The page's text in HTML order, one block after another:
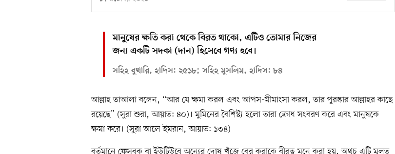
মানুষের ক্ষতি করা থেকে বিরত থাকো, এটিও তোমার নিজের
জন্য একটি সদকা (দান) হিসেবে গণ্য হবে।
সহিহ বুখারি, হাদিস: ২৫১৮; সহিহ মুসলিম, হাদিস: ৮৪
আল্লাহ তাআলা বলেন, “আর যে ক্ষমা করল এবং আপস-মীমাংসা করল, তার পুরস্কার আল্লাহর কাছে
রয়েছে” (সুরা শুরা, আয়াত: ৪০)। মুমিনের বৈশিষ্ট্য হলো তারা ক্রোধ সংবরণ করে এবং মানুষকে
ক্ষমা করে। (সুরা আলে ইমরান, আয়াত: ১৩৪)